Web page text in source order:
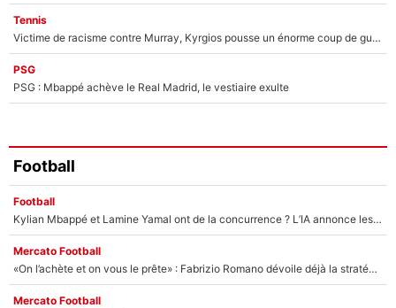
Tennis
Victime de racisme contre Murray, Kyrgios pousse un énorme coup de gueule !
PSG
PSG : Mbappé achève le Real Madrid, le vestiaire exulte
Football
Football
Kylian Mbappé et Lamine Yamal ont de la concurrence ? L’IA annonce les 5 joueurs qui vont dominer le football dans les années à venir !
Mercato Football
«On l’achète et on vous le prête» : Fabrizio Romano dévoile déjà la stratégie du PSG avec le transfert de Zion Suzuki !
Mercato Football